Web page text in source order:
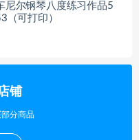
尼尔钢琴八度练习作品5
（可打印）
铺
分商品